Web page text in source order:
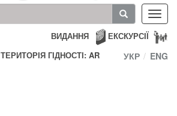
ЕКСКУРСІЇ
ВИДАННЯ
ТЕРИТОРІЯ ГІДНОСТІ: AR
УКР ENG